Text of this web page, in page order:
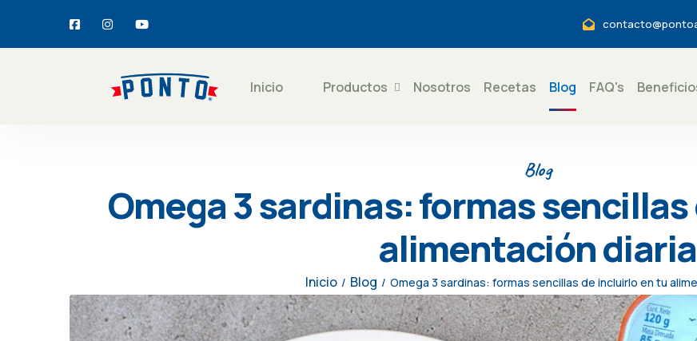
Inicio Productos Nosotros Recetas Blog FAQ's
Blog
Omega 3 sardinas: formas
alimentación diaria
Inicio / Blog / Omega 3 sardinas: formas sencillas de incluirlo en tu